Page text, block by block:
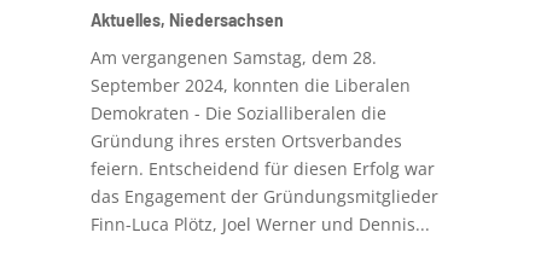
Aktuelles, Niedersachsen
Am vergangenen Samstag, dem 28.
September 2024, konnten die Liberalen
Demokraten - Die Sozialliberalen die
Gründung ihres ersten Ortsverbandes
feiern. Entscheidend für diesen Erfolg war
das Engagement der Gründungsmitglieder
Finn-Luca Plötz, Joel Werner und Dennis...